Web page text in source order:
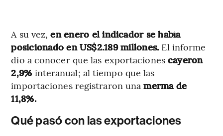
A su vez,en enero el indicador se había
posicionado en US$2.189 millones. El informe
dio a conocer que las exportaciones cayeron
2,9% interanual; al tiempo que las
importaciones registraron unamerma de
11,8%.
Qué pasó con las exportaciones